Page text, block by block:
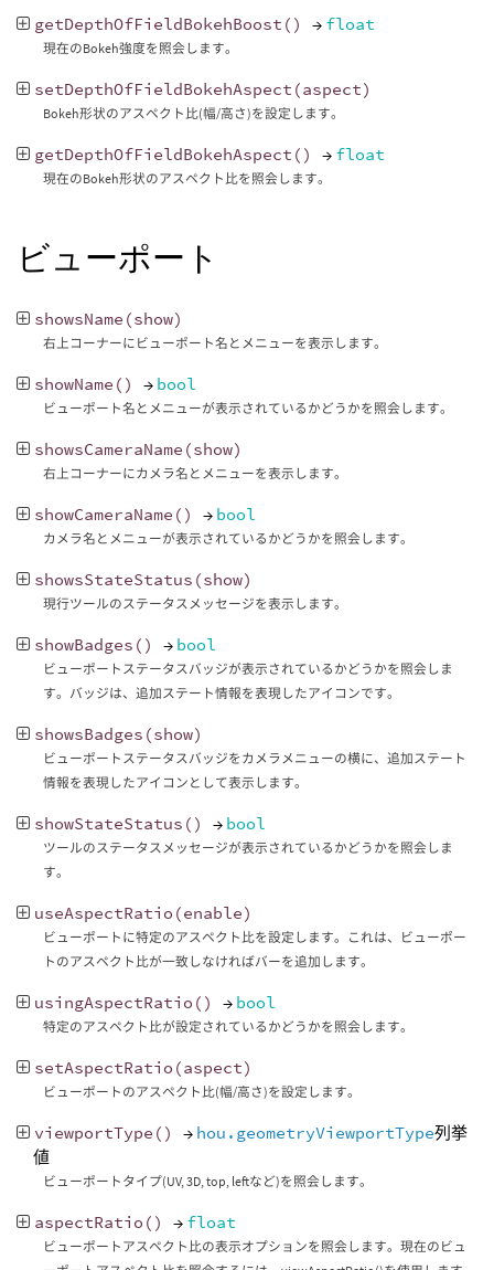
getDepthOfFieldBokehBoost () → float
現在のBokeh強度を照会します。
setDepthOfFieldBokehAspect (aspect)
Bokeh形状のアスペクト比(幅/高さ)を設定します。
getDepthOfFieldBokehAspect () → float
現在のBokeh形状のアスペクト比を照会します。
ビューポート
showsName (show)
右上コーナーにビューポート名とメニューを表示します。
showName () → bool
ビューポート名とメニューが表示されているかどうかを照会します。
showsCameraName (show)
右上コーナーにカメラ名とメニューを表示します。
showCameraName () → bool
カメラ名とメニューが表示されているかどうかを照会します。
showsStateStatus (show)
現行ツールのステータスメッセージを表示します。
showBadges () → bool
ビューポートステータスバッジが表示されているかどうかを照会しま
す。バッジは、追加ステート情報を表現したアイコンです。
showsBadges (show)
ビューポートステータスバッジをカメラメニューの横に、追加ステート
情報を表現したアイコンとして表示します。
showStateStatus () → bool
ツールのステータスメッセージが表示されているかどうかを照会しま
す。
useAspectRatio (enable)
ビューポートに特定のアスペクト比を設定します。これは、ビューポー
トのアスペクト比が一致しなければバーを追加します。
usingAspectRatio () → bool
特定のアスペクト比が設定されているかどうかを照会します。
setAspectRatio (aspect)
ビューポートのアスペクト比(幅/高さ)を設定します。
viewportType () → hou.geometryViewportType列挙
値
ビューポートタイプ(UV, 3D, top, leftなど)を照会します。
aspectRatio () → float
ビューポートアスペクト比の表示オプションを照会します。現在のビュ